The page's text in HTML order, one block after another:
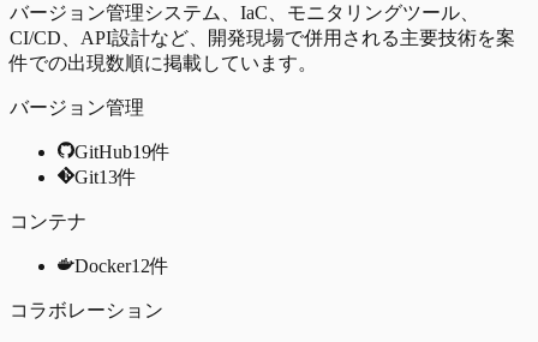
バージョン管理システム、IaC、モニタリングツール、
CI/CD、API設計など、開発現場で併用される主要技術を案
件での出現数順に掲載しています。
バージョン管理
GitHub19件
Git13件
コンテナ
Docker12件
コラボレーション